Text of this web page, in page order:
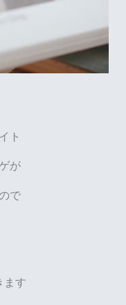
ト
が
で
ます